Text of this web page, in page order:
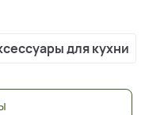
для кухни